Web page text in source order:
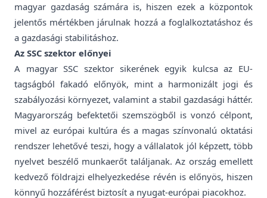
magyar gazdaság számára is, hiszen ezek a központok
jelentős mértékben járulnak hozzá a foglalkoztatáshoz és
a gazdasági stabilitáshoz.
Az SSC szektor előnyei
A magyar SSC szektor sikerének egyik kulcsa az EU-
tagságból fakadó előnyök, mint a harmonizált jogi és
szabályozási környezet, valamint a stabil gazdasági háttér.
Magyarország befektetői szemszögből is vonzó célpont,
mivel az európai kultúra és a magas színvonalú oktatási
rendszer lehetővé teszi, hogy a vállalatok jól képzett, több
nyelvet beszélő munkaerőt találjanak. Az ország emellett
kedvező földrajzi elhelyezkedése révén is előnyös, hiszen
könnyű hozzáférést biztosít a nyugat-európai piacokhoz.